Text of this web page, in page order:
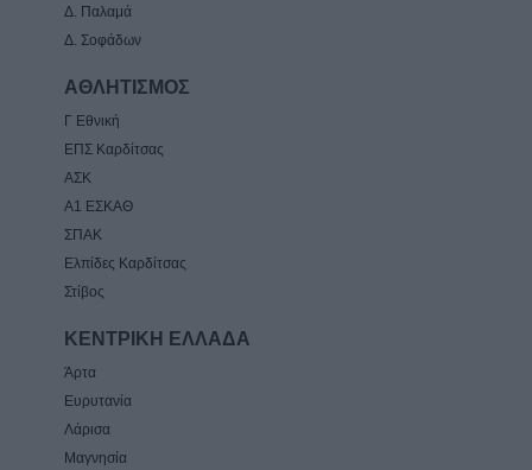
Δ. Παλαμά
Δ. Σοφάδων
ΑΘΛΗΤΙΣΜΟΣ
Γ Εθνική
ΕΠΣ Καρδίτσας
ΑΣΚ
Α1 ΕΣΚΑΘ
ΣΠΑΚ
Ελπίδες Καρδίτσας
Στίβος
ΚΕΝΤΡΙΚΗ ΕΛΛΑΔΑ
Άρτα
Ευρυτανία
Λάρισα
Μαγνησία